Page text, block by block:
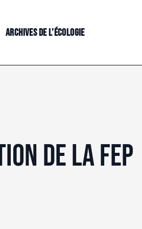
ARCHIVES DE L’ÉCOLOGIE
DE LA FEP